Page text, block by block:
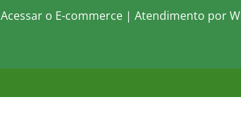
Acessar o E-commerce | Atendimento por